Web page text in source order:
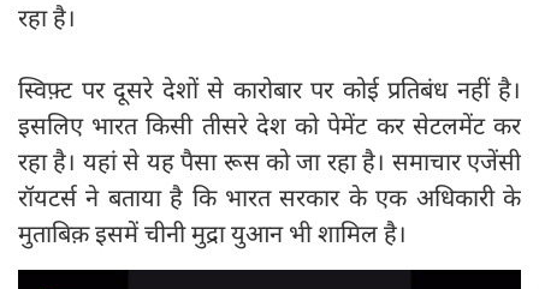
रहा है।
स्विफ़्ट पर दूसरे देशों से कारोबार पर कोई प्रतिबंध नहीं है।
इसलिए भारत किसी तीसरे देश को पेमेंट कर सेटलमेंट कर
रहा है। यहां से यह पैसा रूस को जा रहा है। समाचार एजेंसी
रॉयटर्स ने बताया है कि भारत सरकार के एक अधिकारी के
मुताबिक़ इसमें चीनी मुद्रा युआन भी शामिल है।